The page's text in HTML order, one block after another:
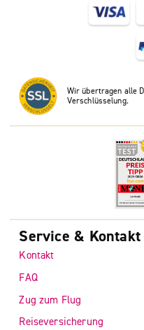
Wir übertragen alle
Verschlüsselung.
Service & Kontakt
Kontakt
FAQ
Zug zum Flug
Reiseversicherung